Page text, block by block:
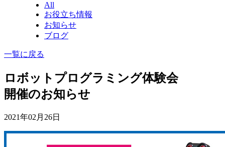
All
お役立ち情報
お知らせ
ブログ
一覧に戻る
ロボットプログラミング体験会
開催のお知らせ
2021年02月26日